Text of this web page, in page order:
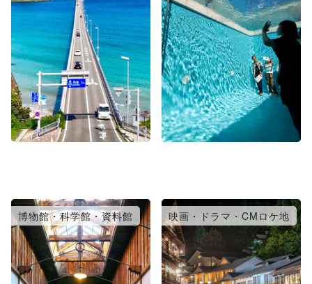
博物館・科学館・資料館 映画・ドラマ・CMロケ地